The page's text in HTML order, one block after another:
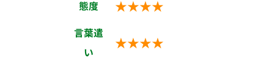
態度 ★★★★
言葉遣
い
★★★★